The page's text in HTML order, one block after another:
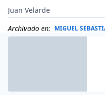
Juan Velarde
Archivado en: MIGUEL